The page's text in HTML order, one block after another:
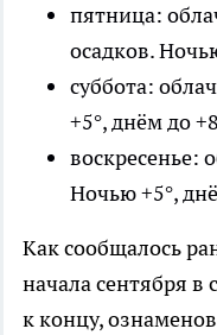
пятница:
осадков.
суббота:
+5°, днём до
воскресенье:
Ночью +5°,
Как сообщалось
начала сентября
к концу,